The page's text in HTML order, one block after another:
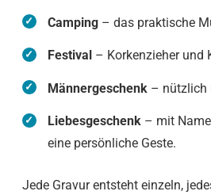
Camping– das praktische
Festival – Korkenzieher und
Männergeschenk– nützlich
Liebesgeschenk– mit
eine persönliche Geste.
Jede Gravur entsteht einzeln,